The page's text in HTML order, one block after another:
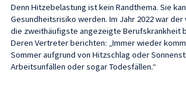
Denn Hitzebelastung ist kein Randthema. Sie
Gesundheitsrisiko werden. Im Jahr 2022 war
die zweithäufigste angezeigte Berufskrankheit
Deren Vertreter berichten: „Immer wieder
Sommer aufgrund von Hitzschlag oder
Arbeitsunfällen oder sogar Todesfällen.“